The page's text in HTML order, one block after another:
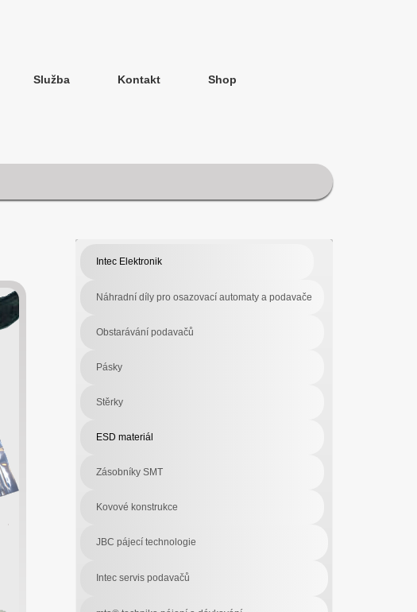
Služba Kontakt Shop
Intec Elektronik
Náhradní díly pro osazovací automaty a podavače
Obstarávání podavačů
Pásky
Stěrky
ESD materiál
Zásobníky SMT
Kovové konstrukce
JBC pájecí technologie
Intec servis podavačů